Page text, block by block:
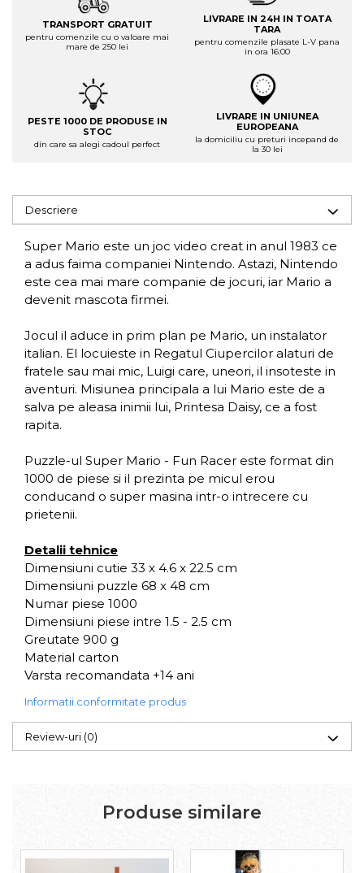
TRANSPORT GRATUIT
pentru comenzile cu o valoare mai
mare de 250 lei
LIVRARE IN 24H IN TOATA
TARA
pentru comenzile plasate L-V pana
in ora 16:00
PESTE 1000 DE PRODUSE IN
STOC
din care sa alegi cadoul perfect
LIVRARE IN UNIUNEA
EUROPEANA
la domiciliu cu preturi incepand de
la 30 lei
Descriere
Super Mario este un joc video creat in anul 1983 ce
a adus faima companiei Nintendo. Astazi, Nintendo
este cea mai mare companie de jocuri, iar Mario a
devenit mascota firmei.
Jocul il aduce in prim plan pe Mario, un instalator
italian. El locuieste in Regatul Ciupercilor alaturi de
fratele sau mai mic, Luigi care, uneori, il insoteste in
aventuri. Misiunea principala a lui Mario este de a
salva pe aleasa inimii lui, Printesa Daisy, ce a fost
rapita.
Puzzle-ul Super Mario - Fun Racer este format din
1000 de piese si il prezinta pe micul erou
conducand o super masina intr-o intrecere cu
prietenii.
Detalii tehnice
Dimensiuni cutie 33 x 4.6 x 22.5 cm
Dimensiuni puzzle 68 x 48 cm
Numar piese 1000
Dimensiuni piese intre 1.5 - 2.5 cm
Greutate 900 g
Material carton
Varsta recomandata +14 ani
Informatii conformitate produs
Review-uri (0)
Produse similare